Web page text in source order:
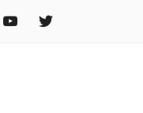
youtube twitter